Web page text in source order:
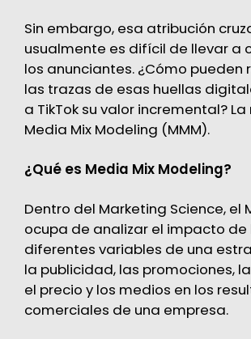
Sin embargo, esa atribución
usualmente es difícil de llevar a
los anunciantes. ¿Cómo pueden
las trazas de esas huellas
a TikTok su valor incremental?
Media Mix Modeling (MMM).
¿Qué es Media Mix Modeling?
Dentro del Marketing Science, el
ocupa de analizar el impacto de
diferentes variables de una
la publicidad, las promociones,
el precio y los medios en los
comerciales de una empresa.